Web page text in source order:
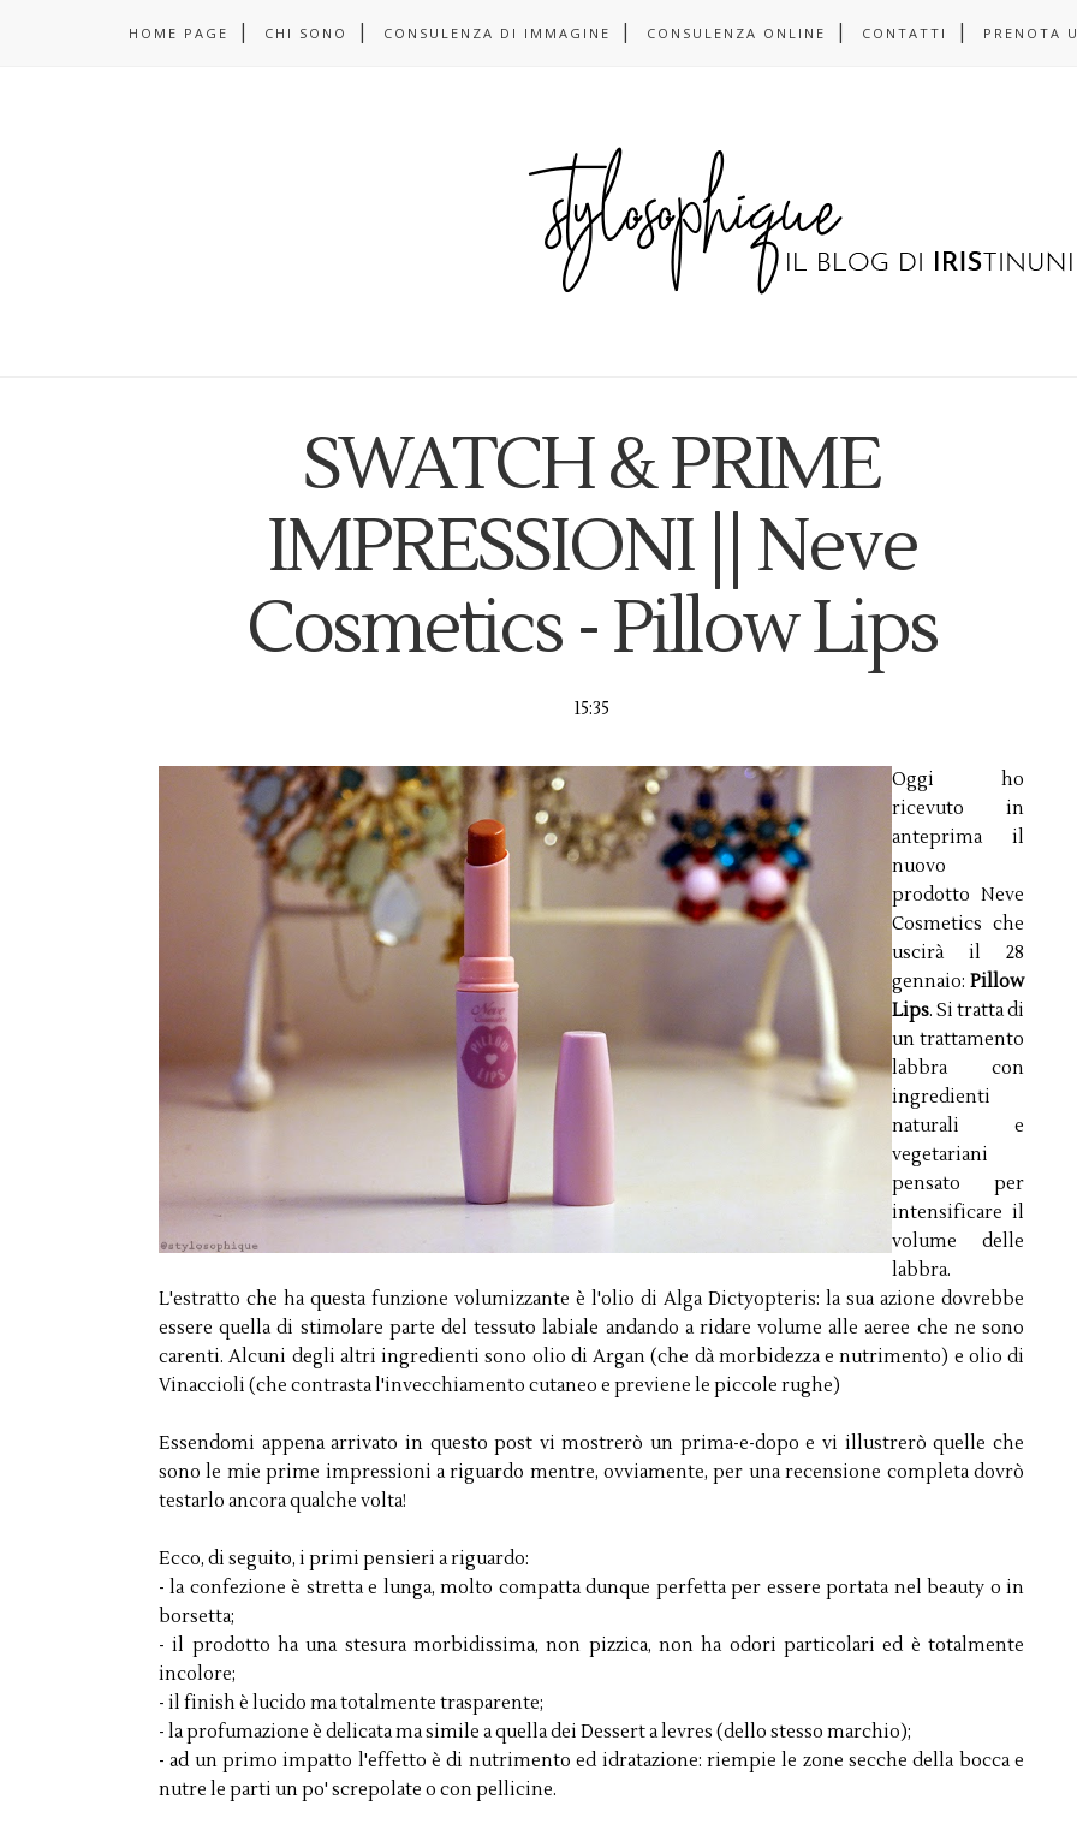
HOME PAGE CHI SONO CONSULENZA DI IMMAGINE CONSULENZA ONLINE CONTATTI PRENOTA
SWATCH & PRIME
IMPRESSIONI || Neve
Cosmetics - Pillow Lips
15:35
Oggi ho
ricevuto in
anteprima il
nuovo
prodotto Neve
Cosmetics che
uscirà il 28
gennaio: Pillow
Lips. Si tratta di
un trattamento
labbra con
ingredienti
naturali e
vegetariani
pensato per
intensificare il
volume delle
labbra.
L'estratto che ha questa funzione volumizzante è l'olio di Alga Dictyopteris: la sua azione dovrebbe
essere quella di stimolare parte del tessuto labiale andando a ridare volume alle aeree che ne sono
carenti. Alcuni degli altri ingredienti sono olio di Argan (che dà morbidezza e nutrimento) e olio di
Vinaccioli (che contrasta l'invecchiamento cutaneo e previene le piccole rughe)
Essendomi appena arrivato in questo post vi mostrerò un prima-e-dopo e vi illustrerò quelle che
sono le mie prime impressioni a riguardo mentre, ovviamente, per una recensione completa dovrò
testarlo ancora qualche volta!
Ecco, di seguito, i primi pensieri a riguardo:
- la confezione è stretta e lunga, molto compatta dunque perfetta per essere portata nel beauty o in
borsetta;
- il prodotto ha una stesura morbidissima, non pizzica, non ha odori particolari ed è totalmente
incolore;
- il finish è lucido ma totalmente trasparente;
- la profumazione è delicata ma simile a quella dei Dessert a levres (dello stesso marchio);
- ad un primo impatto l'effetto è di nutrimento ed idratazione: riempie le zone secche della bocca e
nutre le parti un po' screpolate o con pellicine.